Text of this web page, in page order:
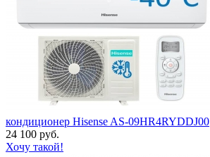
кондиционер Hisense AS-09HR4RYDDJ00
24 100 руб.
Хочу такой!